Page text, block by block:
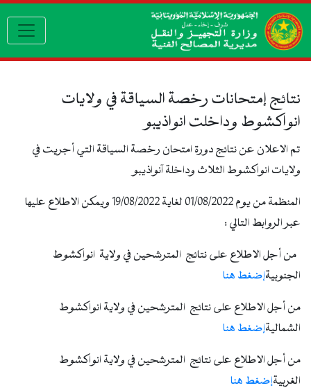
نتائج إمتحانات رخصة السياقة في ولايات
انواكشوط وداخلت انواذيبو
تم الاعلان عن نتائج دورة امتحان رخصة السياقة التي أجريت في
ولايات انواكشوط الثلاث وداخلة آنواذيبو
المنظمة من يوم 01/08/2022 لغاية 19/08/2022 ويمكن الاطلاع عليها
عبر الروابط التالي :
من أجل الاطلاع على نتائج المترشحين في ولاية انواكشوط
الجنوبيةإضغط هنا
من أجل الاطلاع على نتائج المترشحين في ولاية انواكشوط
الشماليةإضغط هنا
من أجل الاطلاع على نتائج المترشحين في ولاية انواكشوط
الغربيةإضغط هنا